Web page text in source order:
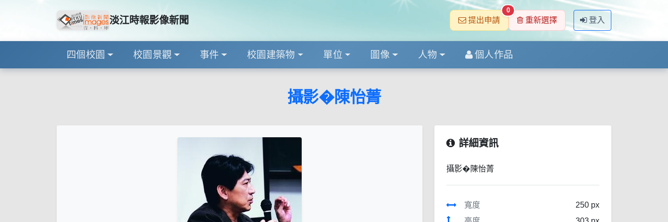
淡江時報影像新聞 提出申請
0
重新選擇 登入
四個校園 校園景觀 事件 校園建築物 單位 圖像 人物 個人作品
攝影�陳怡菁
詳細資訊
攝影�陳怡菁
寬度
250 px